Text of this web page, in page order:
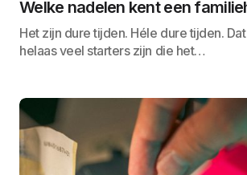
Welke nadelen kent een
Het zijn dure tijden. Héle dure tijden.
helaas veel starters zijn die het…